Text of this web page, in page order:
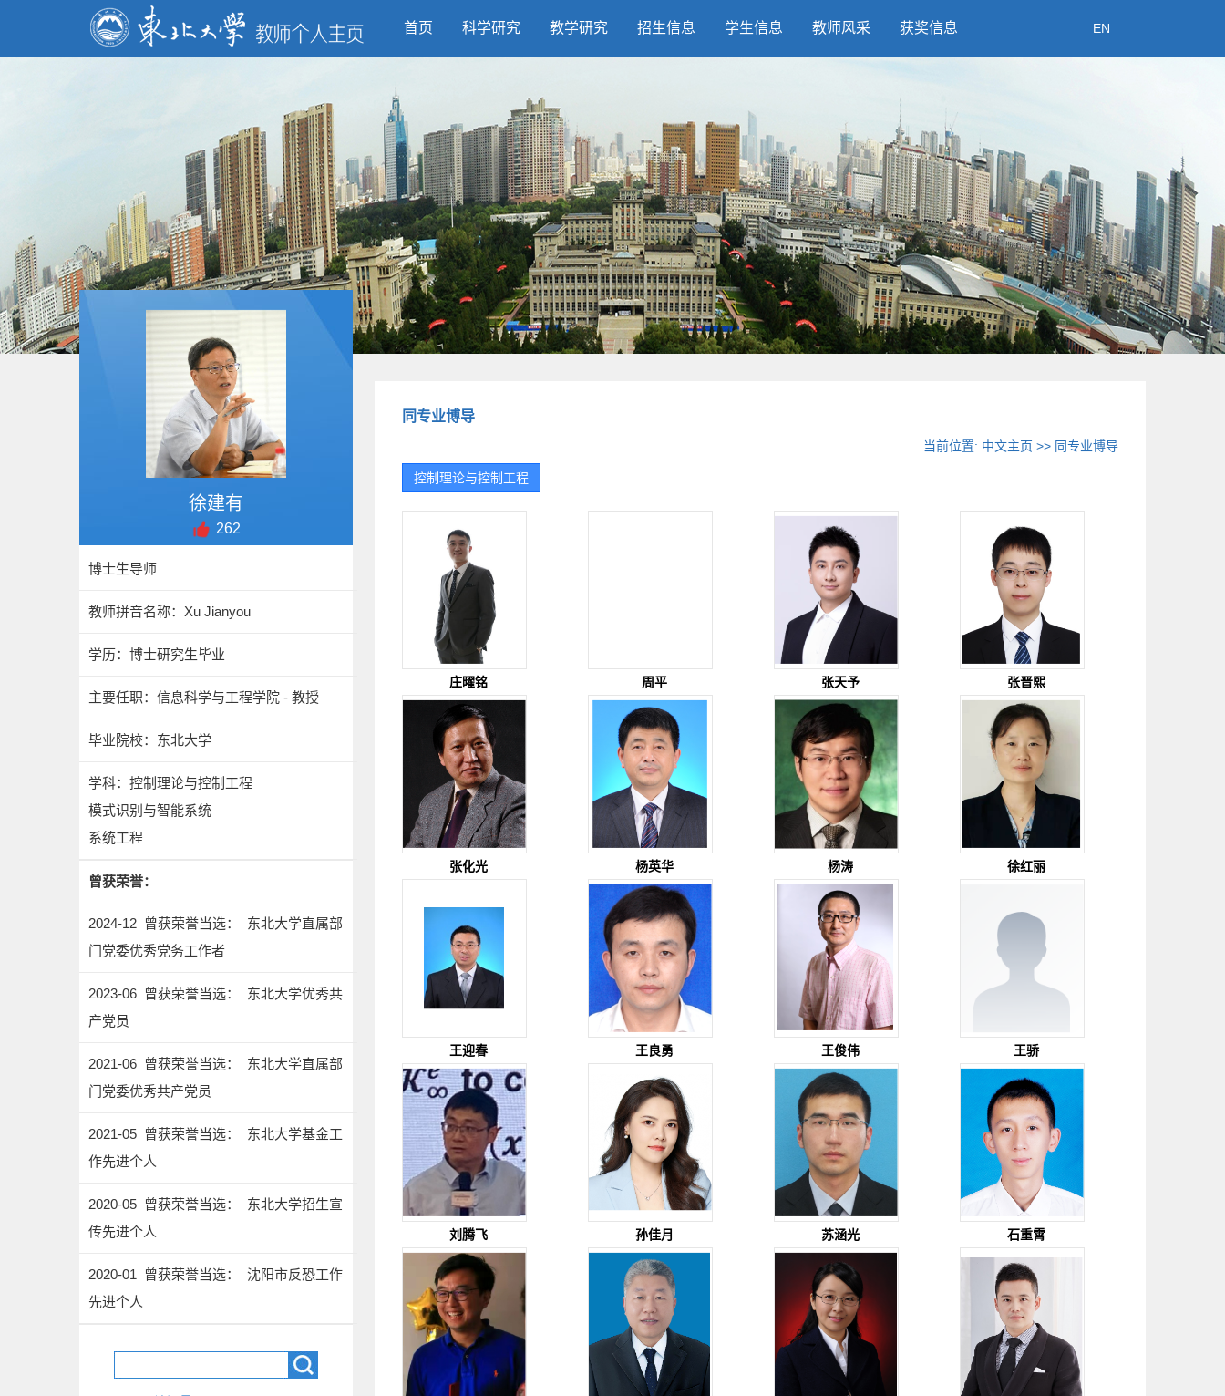
首页 科学研究 教学研究 招生信息 学生信息 教师风采 获奖信息 EN
徐建有
262
博士生导师
教师拼音名称：Xu Jianyou
学历：博士研究生毕业
主要任职：信息科学与工程学院 - 教授
毕业院校：东北大学
学科：控制理论与控制工程
模式识别与智能系统
系统工程
曾获荣誉：
2024-12 曾获荣誉当选： 东北大学直属部
门党委优秀党务工作者
2023-06 曾获荣誉当选： 东北大学优秀共
产党员
2021-06 曾获荣誉当选： 东北大学直属部
门党委优秀共产党员
2021-05 曾获荣誉当选： 东北大学基金工
作先进个人
2020-05 曾获荣誉当选： 东北大学招生宣
传先进个人
2020-01 曾获荣誉当选： 沈阳市反恐工作
先进个人
同专业博导
当前位置: 中文主页 >> 同专业博导
控制理论与控制工程
庄曜铭 周平 张天予 张晋熙
张化光 杨英华 杨涛 徐红丽
王迎春 王良勇 王俊伟 王骄
刘腾飞 孙佳月 苏涵光 石重霄